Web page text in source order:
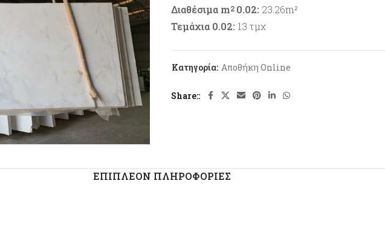
Διαθέσιμα m2 0.02: 23.26m²
Τεμάχια 0.02: 13 τμχ
Κατηγορία: Αποθήκη Online
Share:
ΕΠΙΠΛΈΟΝ ΠΛΗΡΟΦΟΡΊΕΣ